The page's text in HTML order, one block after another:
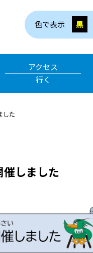
色で表示 黒
アクセス
行く
した
しました